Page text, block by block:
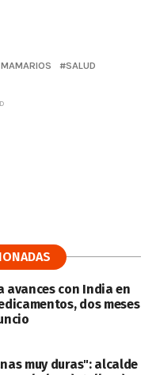
SALUD
avances con India en
dos meses
muy duras": alcalde